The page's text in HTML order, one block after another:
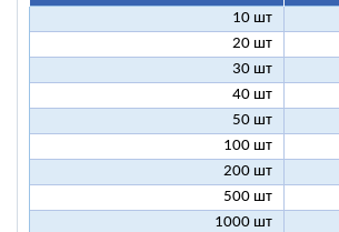
10 шт
20 шт
30 шт
40 шт
50 шт
100 шт
200 шт
500 шт
1000 шт